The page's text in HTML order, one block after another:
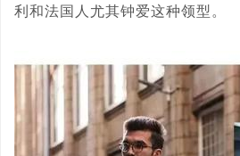
利和法国人尤其钟爱这种领型。